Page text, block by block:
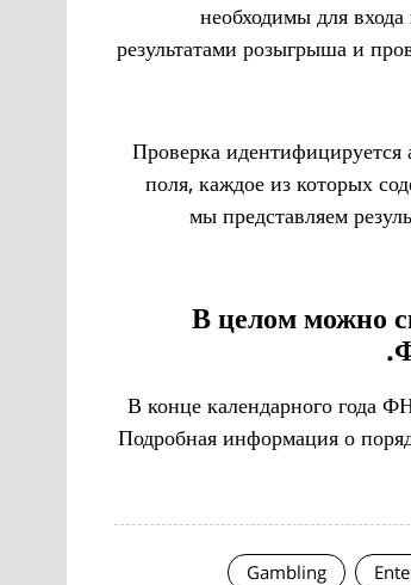
необходимы для
результатами розыгрыша и
Проверка идентифицируется
поля, каждое из которых
мы представляем
В целом можно
В конце календарного года
Подробная информация о
Gambling